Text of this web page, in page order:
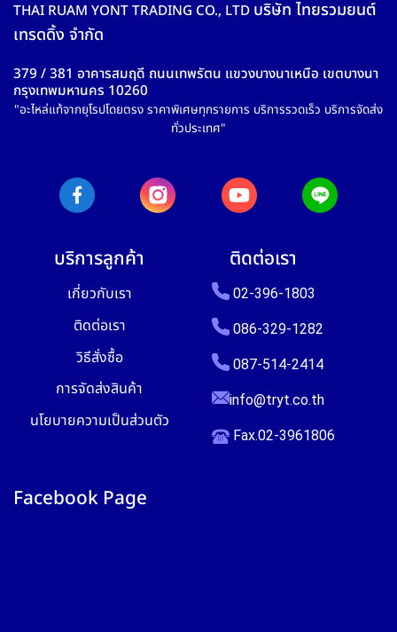
THAI RUAM YONT TRADING CO., LTD บริษัท ไทยรวมยนต์
เทรดดิ้ง จำกัด
379 / 381 อาคารสมฤดี ถนนเทพรัตน แขวงบางนาเหนือ เขตบางนา
กรุงเทพมหานคร 10260
"อะไหล่แท้จากยุโรปโดยตรง ราคาพิเศษทุกรายการ บริการรวดเร็ว บริการจัดส่ง
ทั่วประเทศ"
บริการลูกค้า
เกี่ยวกับเรา
ติดต่อเรา
วิธีสั่งซื้อ
การจัดส่งสินค้า
นโยบายความเป็นส่วนตัว
ติดต่อเรา
02-396-1803
086-329-1282
087-514-2414
info@tryt.co.th
Fax.02-3961806
Facebook Page